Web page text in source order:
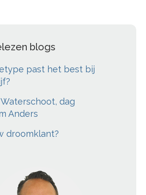
blogs
past het best bij
dag
Anders
droomklant?